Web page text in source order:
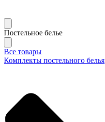
Постельное белье
Все товары
Комплекты постельного белья